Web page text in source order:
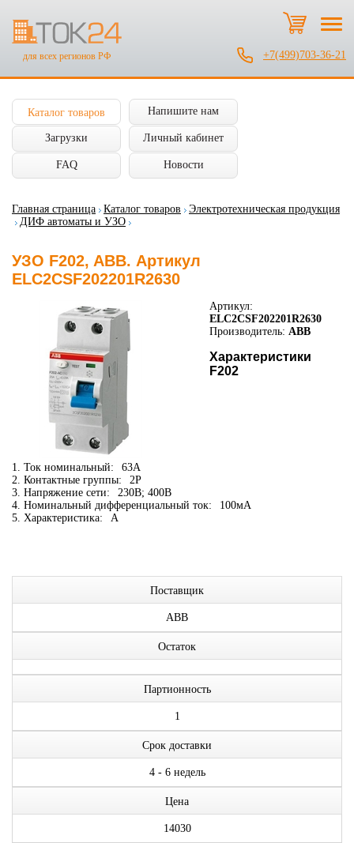
для всех регионов РФ +7(499)703-36-21
Каталог товаров Напишите нам
Загрузки Личный кабинет
FAQ Новости
Главная страница Каталог товаров
Электротехническая продукция
ДИФ автоматы и УЗО
УЗО F202, ABB. Артикул
ELC2CSF202201R2630
Артикул:
ELC2CSF202201R2630
Производитель: ABB
Характеристики
F202
1. Ток номинальный:
63А
2. Контактные группы:
2P
3. Напряжение сети:
230В; 400В
4. Номинальный дифференциальный ток:
100мА
5. Характеристика:
A
Поставщик
ABB
Остаток
Партионность
1
Срок доставки
4 - 6 недель
Цена
14030